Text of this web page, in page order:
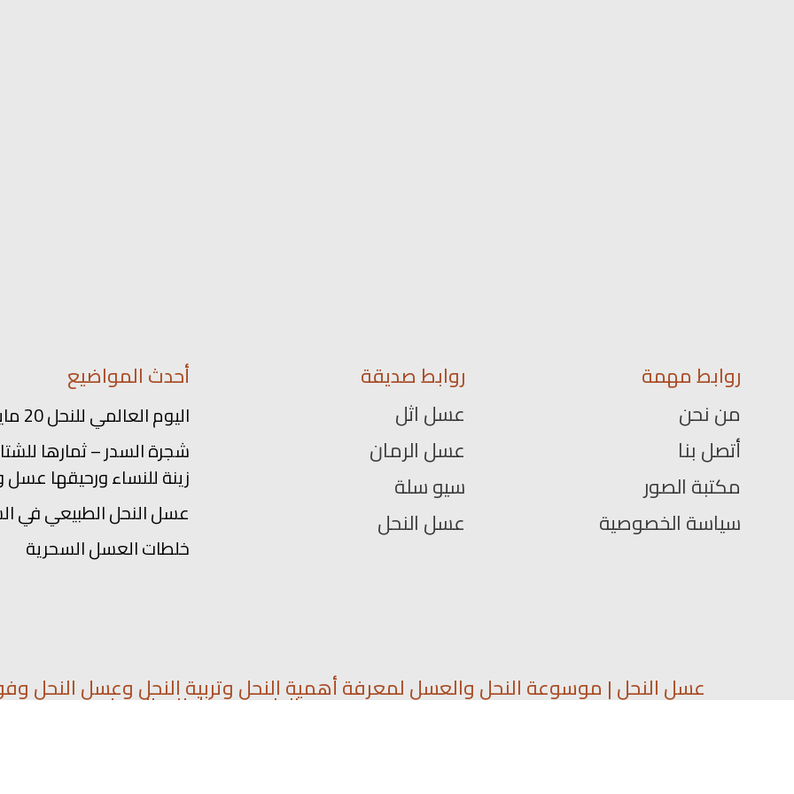
روابط مهمة
من نحن
أتصل بنا
مكتبة الصور
سياسة الخصوصية
روابط صديقة
عسل اثل
عسل الرمان
سيو سلة
عسل النحل
أحدث المواضيع
اليوم العالمي للنحل 20 مايو
شجرة السدر – ثمارها
زينة للنساء ورحيقها عسل
عسل النحل الطبيعي في
خلطات العسل السحرية
عسل النحل | موسوعة النحل والعسل لمعرفة أهمية النحل وتربية النحل وعسل النحل
الطبيعي وخلطات العسل.